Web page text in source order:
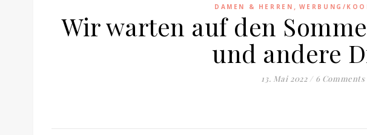
DAMEN & HERREN , WERBUNG/
Wir warten auf den
und andere
13. Mai 2022 / 6 Comments